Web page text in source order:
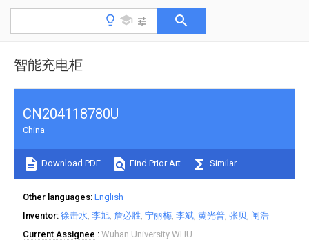
智能充电柜
CN204118780U
China
Download PDF Find Prior Art Similar
Other languages English
Inventor 徐击水 李旭 詹必胜 宁丽梅 李斌 黄光普 张贝 闸浩
Current Assignee
Wuhan University WHU